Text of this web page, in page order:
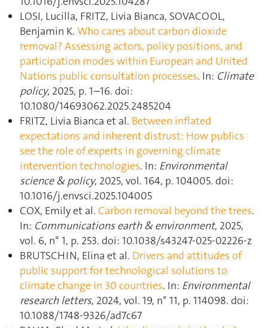
LOSI, Lucilla, FRITZ, Livia Bianca, SOVACOOL,
Benjamin K. Who cares about carbon dioxide
removal? Assessing actors, policy positions, and
participation modes within European and United
Nations public consultation processes. In: Climate
policy, 2025, p. 1–16. doi:
10.1080/14693062.2025.2485204
FRITZ, Livia Bianca et al. Between inflated
expectations and inherent distrust: How publics
see the role of experts in governing climate
intervention technologies. In: Environmental
science & policy, 2025, vol. 164, p. 104005. doi:
10.1016/j.envsci.2025.104005
COX, Emily et al. Carbon removal beyond the trees.
In: Communications earth & environment, 2025,
vol. 6, n° 1, p. 253. doi: 10.1038/s43247-025-02226-z
BRUTSCHIN, Elina et al. Drivers and attitudes of
public support for technological solutions to
climate change in 30 countries. In: Environmental
research letters, 2024, vol. 19, n° 11, p. 114098. doi:
10.1088/1748-9326/ad7c67